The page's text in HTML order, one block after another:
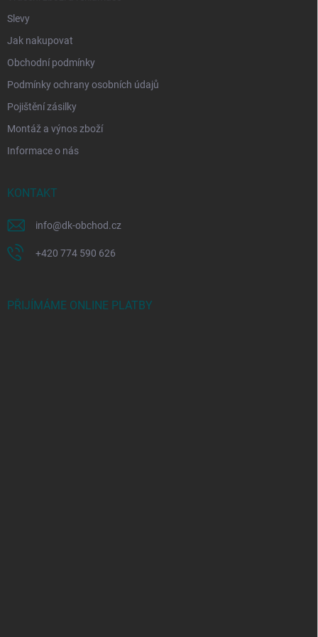
Slevy
Jak nakupovat
Obchodní podmínky
Podmínky ochrany osobních údajů
Pojištění zásilky
Montáž a výnos zboží
Informace o nás
KONTAKT
info@dk-obchod.cz
+420 774 590 626
PŘIJÍMÁME ONLINE PLATBY